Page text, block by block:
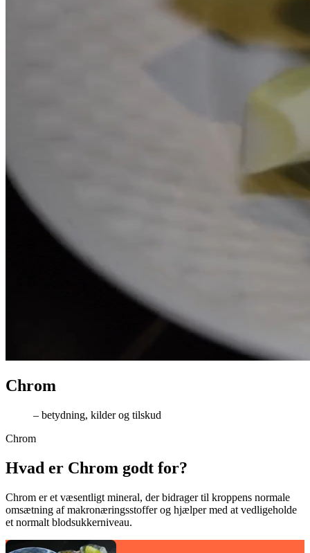
Chrom
– betydning, kilder og tilskud
Chrom
Hvad er Chrom godt for?
Chrom er et væsentligt mineral, der bidrager til kroppens normale
omsætning af makronæringsstoffer og hjælper med at vedligeholde
et normalt blodsukkerniveau.